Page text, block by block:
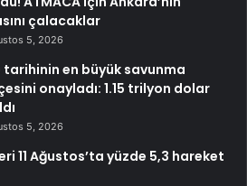
çalacaklar
5, 2026
tarihinin en büyük savunma
onayladı: 1.15 trilyon dolar
5, 2026
11 Ağustos’ta yüzde 5,3 hareket